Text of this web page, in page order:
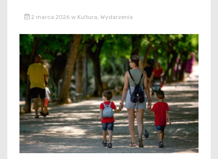
2 marca 2026 w Kultura Wydarzenia